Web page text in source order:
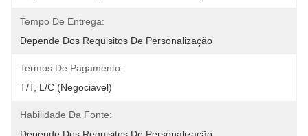
Tempo De Entrega:
Depende Dos Requisitos De Personalização
Termos De Pagamento:
T/T, L/C (negociável)
Habilidade Da Fonte: